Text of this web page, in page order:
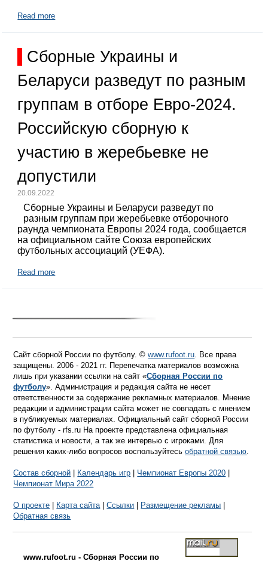
Read more
Сборные Украины и
Беларуси разведут по разным
группам в отборе Евро-2024.
Российскую сборную к
участию в жеребьевке не
допустили
20.09.2022
Сборные Украины и Беларуси разведут по
разным группам при жеребьевке отборочного
раунда чемпионата Европы 2024 года, сообщается
на официальном сайте Союза европейских
футбольных ассоциаций (УЕФА).
Read more
Сайт сборной России по футболу. ©www.rufoot.ru. Все права
защищены. 2006 - 2021 гг. Перепечатка материалов возможна
лишь при указании ссылки на сайт «Сборная России по
футболу». Администрация и редакция сайта не несет
ответственности за содержание рекламных материалов. Мнение
редакции и администрации сайта может не совпадать с мнением
в публикуемых материалах. Официальный сайт сборной России
по футболу - rfs.ru На проекте представлена официальная
статистика и новости, а так же интервью с игроками. Для
решения каких-либо вопросов воспользуйтесьобратной связью.
Состав сборной Календарь игр Чемпионат Европы 2020
Чемпионат Мира 2022
О проекте Карта сайта|Ссылки Размещение рекламы
Обратная связь
www.rufoot.ru - Сборная России по